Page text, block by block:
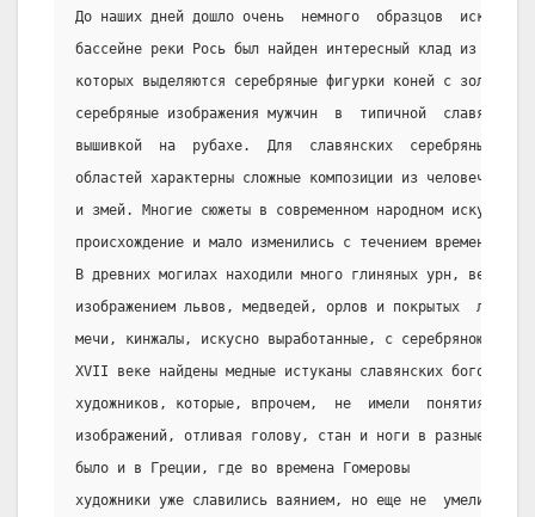
До наших дней дошло очень  немного  образцов
бассейне реки Рось был найден интересный клад из
которых выделяются серебряные фигурки коней с
серебряные изображения мужчин  в  типичной
вышивкой  на  рубахе.  Для  славянских  серебряных
областей характерны сложные композиции из
и змей. Многие сюжеты в современном народном
происхождение и мало изменились с течением времени.
В древних могилах находили много глиняных урн, весьма
изображением львов, медведей, орлов и покрытых
мечи, кинжалы, искусно выработанные, с серебряною
XVII веке найдены медные истуканы славянских богов,
художников, которые, впрочем,  не  имели  понятия  о
изображений, отливая голову, стан и ноги в разные
было и в Греции, где во времена Гомеровы
художники уже славились ваянием, но еще не  умели